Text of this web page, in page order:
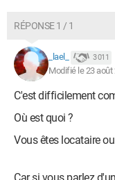
RÉPONSE 1 / 1
_lael_ 3 011
Modifié le 23 août
C'est difficilement
Où est quoi ?
Vous êtes locataire